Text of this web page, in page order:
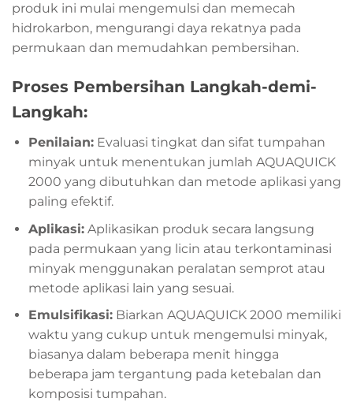
produk ini mulai mengemulsi dan memecah
hidrokarbon, mengurangi daya rekatnya pada
permukaan dan memudahkan pembersihan.
Proses Pembersihan Langkah-demi-
Langkah:
Penilaian:Evaluasi tingkat dan sifat tumpahan
minyak untuk menentukan jumlah AQUAQUICK
2000 yang dibutuhkan dan metode aplikasi yang
paling efektif.
Aplikasi:Aplikasikan produk secara langsung
pada permukaan yang licin atau terkontaminasi
minyak menggunakan peralatan semprot atau
metode aplikasi lain yang sesuai.
Emulsifikasi:Biarkan AQUAQUICK 2000 memiliki
waktu yang cukup untuk mengemulsi minyak,
biasanya dalam beberapa menit hingga
beberapa jam tergantung pada ketebalan dan
komposisi tumpahan.